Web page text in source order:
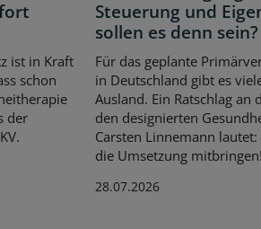
ist in Kraft
schon
der
Steuerung und
sollen es denn sein?
Für das geplante
in Deutschland gibt es
Ausland. Ein Ratschlag an
den designierten
Carsten Linnemann
die Umsetzung mitbringen!
28.07.2026